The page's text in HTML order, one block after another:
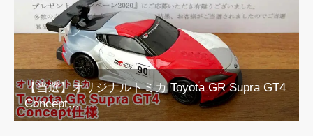
【当選】オリジナルトミカ Toyota GR Supra GT4
Concept…